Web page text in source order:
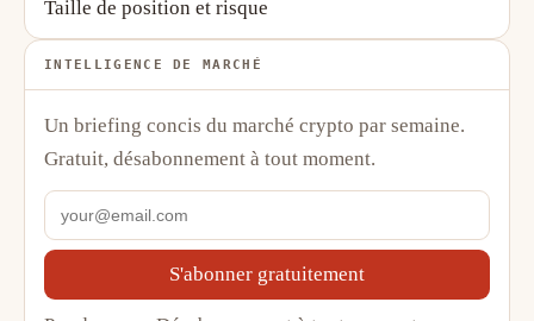
Taille de position et risque
INTELLIGENCE DE MARCHÉ
Un briefing concis du marché crypto par semaine.
Gratuit, désabonnement à tout moment.
S'abonner gratuitement